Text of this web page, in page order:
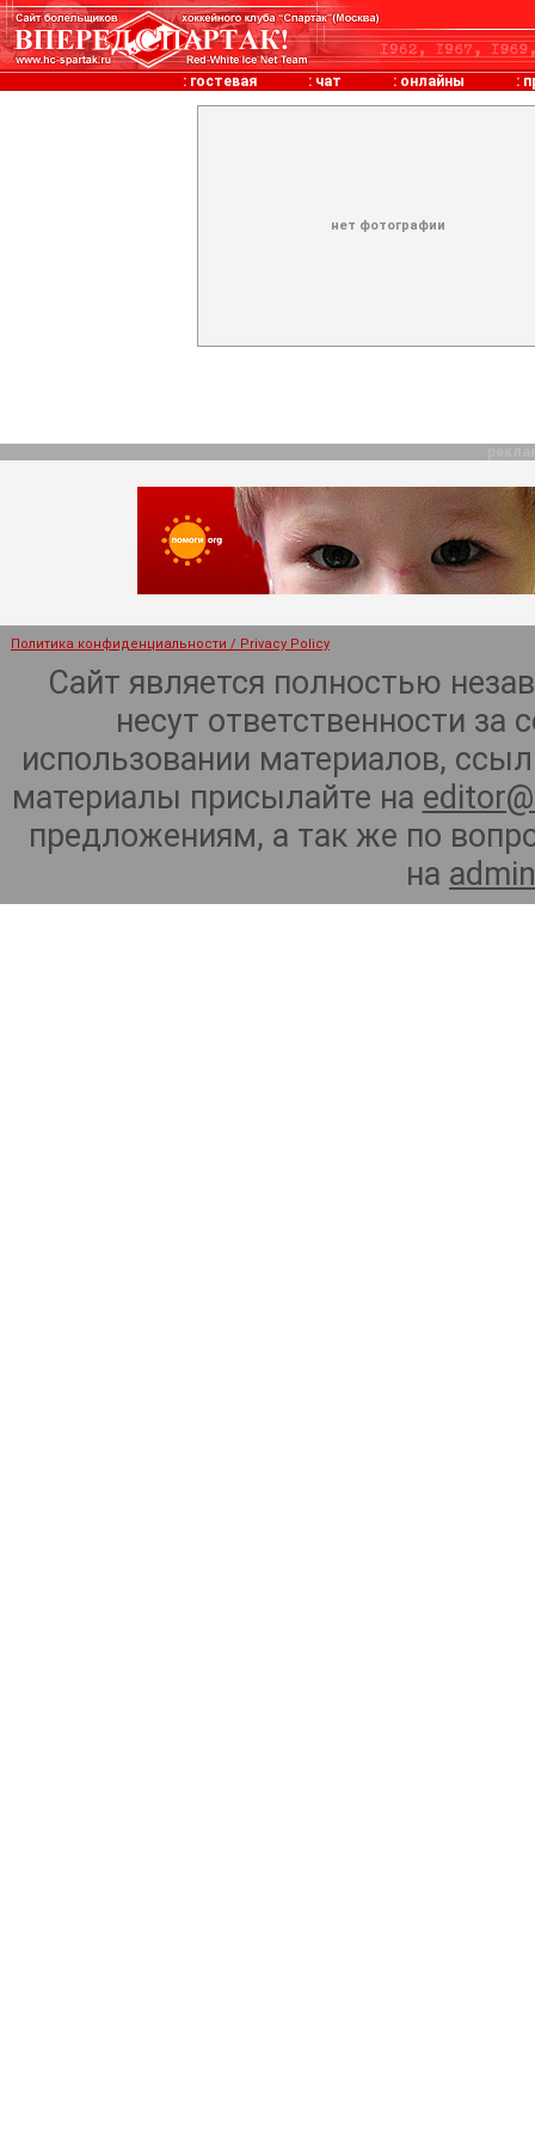
: гостевая : чат : онлайны :
нет фотографии
Политика конфиденциальности / Privacy Policy
Сайт является полностью
несут ответственности
использовании материалов,
материалы присылайте на
предложениям, а так же по
на